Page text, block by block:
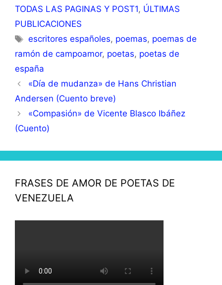
TODAS LAS PAGINAS Y POST1, ÚLTIMAS
PUBLICACIONES
escritores españoles, poemas, poemas de
ramón de campoamor, poetas, poetas de
españa
«Día de mudanza» de Hans Christian
Andersen (Cuento breve)
«Compasión» de Vicente Blasco Ibáñez
(Cuento)
FRASES DE AMOR DE POETAS DE
VENEZUELA